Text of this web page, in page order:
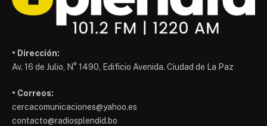
• Dirección:
Av. 16 de Julio, N° 1490, Edificio Avenida. Ciudad de La Paz
• Correos:
cercacomunicaciones@yahoo.es
contacto@radiosplendid.bo